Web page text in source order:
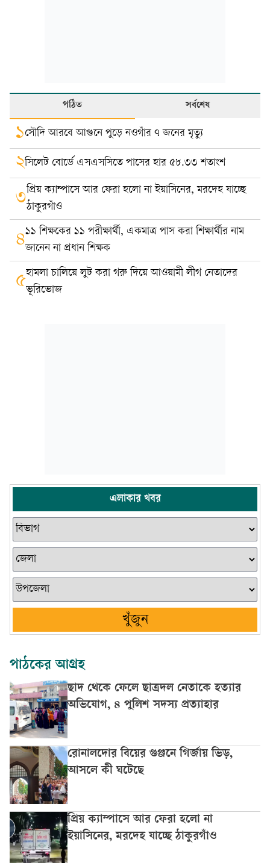
পঠিত সর্বশেষ
১সৌদি আরবে আগুনে পুড়ে নওগাঁর ৭ জনের মৃত্যু
২সিলেট বোর্ডে এসএসসিতে পাসের হার ৫৮.৩৩ শতাংশ
৩প্রিয় ক্যাম্পাসে আর ফেরা হলো না ইয়াসিনের, মরদেহ যাচ্ছে
ঠাকুরগাঁও
৪১১ শিক্ষকের ১১ পরীক্ষার্থী, একমাত্র পাস করা শিক্ষার্থীর নাম
জানেন না প্রধান শিক্ষক
৫হামলা চালিয়ে লুট করা গরু দিয়ে আওয়ামী লীগ নেতাদের
ভূরিভোজ
এলাকার খবর
খুঁজুন
পাঠকের আগ্রহ
ছাদ থেকে ফেলে ছাত্রদল নেতাকে হত্যার
অভিযোগ, ৪ পুলিশ সদস্য প্রত্যাহার
রোনালদোর বিয়ের গুঞ্জনে গির্জায় ভিড়,
আসলে কী ঘটেছে
প্রিয় ক্যাম্পাসে আর ফেরা হলো না
ইয়াসিনের, মরদেহ যাচ্ছে ঠাকুরগাঁও